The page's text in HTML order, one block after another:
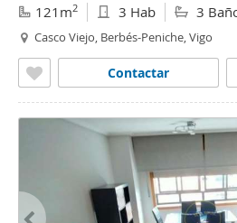
121m2 3 Hab 3
Casco Viejo, Berbés-Peniche, Vigo
Contactar